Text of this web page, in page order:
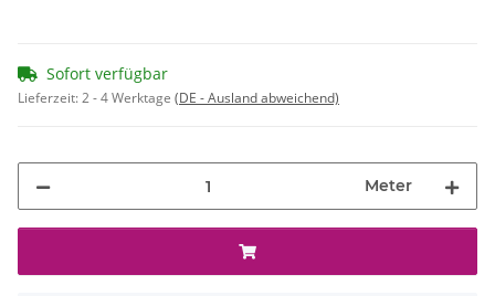
Sofort verfügbar
Lieferzeit:2 - 4 Werktage (DE - Ausland abweichend)
Meter